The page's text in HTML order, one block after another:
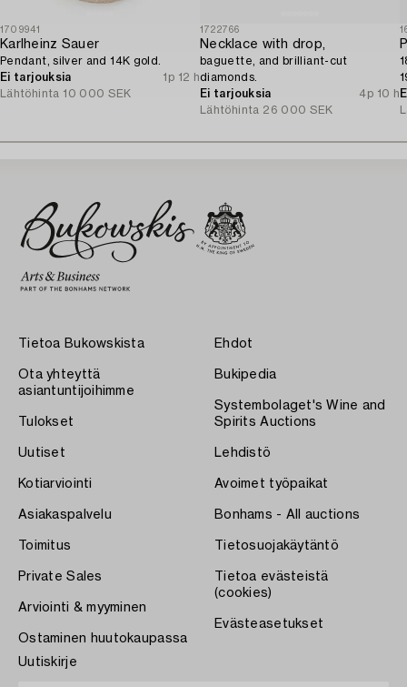
1709941
Karlheinz Sauer
Pendant, silver and 14K gold.
Ei tarjouksia
1p 12 h
Lähtöhinta 10 000 SEK
1722766
Necklace with drop,
baguette, and brilliant-cut
diamonds.
Ei tarjouksia
4p 10 h
Lähtöhinta 26 000 SEK
Tietoa Bukowskista
Ota yhteyttä
asiantuntijoihimme
Tulokset
Uutiset
Kotiarviointi
Asiakaspalvelu
Toimitus
Private Sales
Arviointi & myyminen
Ostaminen huutokaupassa
Ehdot
Bukipedia
Systembolaget's Wine and
Spirits Auctions
Lehdistö
Avoimet työpaikat
Bonhams - All auctions
Tietosuojakäytäntö
Tietoa evästeistä
(cookies)
Evästeasetukset
Uutiskirje